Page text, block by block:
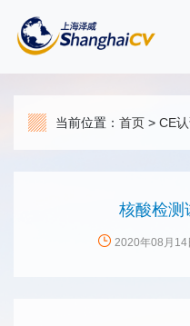
当前位置： 首页 > CE
核酸检测
2020年08月14